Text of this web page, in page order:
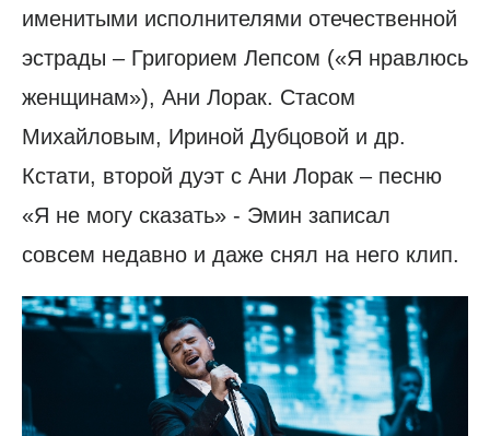
именитыми исполнителями отечественной
эстрады – Григорием Лепсом («Я нравлюсь
женщинам»), Ани Лорак. Стасом
Михайловым, Ириной Дубцовой и др.
Кстати, второй дуэт с Ани Лорак – песню
«Я не могу сказать» - Эмин записал
совсем недавно и даже снял на него клип.